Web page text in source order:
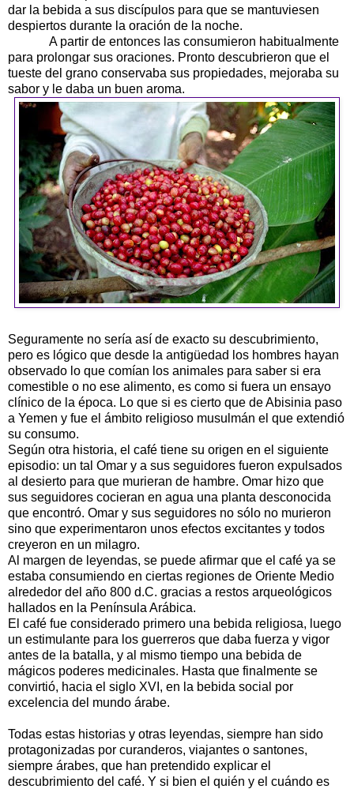
dar la bebida a sus discípulos para que se mantuviesen
despiertos durante la oración de la noche.
A partir de entonces las consumieron habitualmente
para prolongar sus oraciones. Pronto descubrieron que el
tueste del grano conservaba sus propiedades, mejoraba su
sabor y le daba un buen aroma.
Seguramente no sería así de exacto su descubrimiento,
pero es lógico que desde la antigüedad los hombres hayan
observado lo que comían los animales para saber si era
comestible o no ese alimento, es como si fuera un ensayo
clínico de la época. Lo que si es cierto que de Abisinia paso
a Yemen y fue el ámbito religioso musulmán el que extendió
su consumo.
Según otra historia, el café tiene su origen en el siguiente
episodio: un tal Omar y a sus seguidores fueron expulsados
al desierto para que murieran de hambre. Omar hizo que
sus seguidores cocieran en agua una planta desconocida
que encontró. Omar y sus seguidores no sólo no murieron
sino que experimentaron unos efectos excitantes y todos
creyeron en un milagro.
Al margen de leyendas, se puede afirmar que el café ya se
estaba consumiendo en ciertas regiones de Oriente Medio
alrededor del año 800 d.C. gracias a restos arqueológicos
hallados en la Península Arábica.
El café fue considerado primero una bebida religiosa, luego
un estimulante para los guerreros que daba fuerza y vigor
antes de la batalla, y al mismo tiempo una bebida de
mágicos poderes medicinales. Hasta que finalmente se
convirtió, hacia el siglo XVI, en la bebida social por
excelencia del mundo árabe.
Todas estas historias y otras leyendas, siempre han sido
protagonizadas por curanderos, viajantes o santones,
siempre árabes, que han pretendido explicar el
descubrimiento del café. Y si bien el quién y el cuándo es